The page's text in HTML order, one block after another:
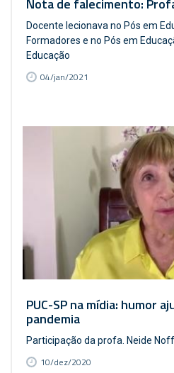
Nota de falecimento:
Docente lecionava no Pós em
Formadores e no Pós em
Educação
04/jan/2021
PUC-SP na mídia: humor
pandemia
Participação da profa. Neide
10/dez/2020